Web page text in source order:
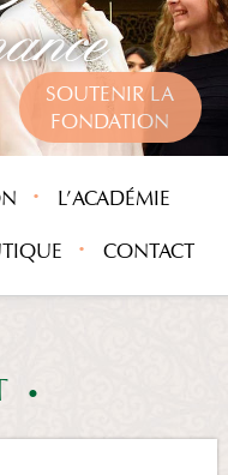
SOUTENIR LA
FONDATION
L’ACADÉMIE
CONTACT